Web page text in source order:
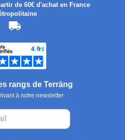
de 60€ d'achat en France
rangs de Terräng
à notre newsletter